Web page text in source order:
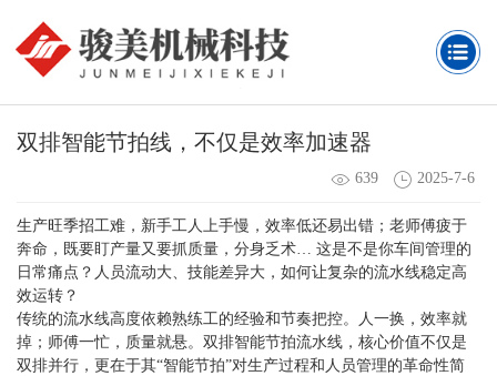
双排智能节拍线，不仅是效率加速器
639 2025-7-6
生产旺季招工难，新手工人上手慢，效率低还易出错；老师傅疲于
奔命，既要盯产量又要抓质量，分身乏术… 这是不是你车间管理的
日常痛点？人员流动大、技能差异大，如何让复杂的流水线稳定高
效运转？
传统的流水线高度依赖熟练工的经验和节奏把控。人一换，效率就
掉；师傅一忙，质量就悬。 双排智能节拍流水线，核心价值不仅是
双排并行，更在于其“智能节拍”对生产过程和人员管理的革命性简